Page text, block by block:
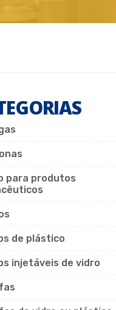
para produtos
de plástico
injetáveis de vidro